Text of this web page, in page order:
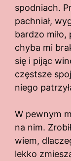
spodniach.
pachniał,
bardzo miło,
chyba mi
się i pijąc
częstsze
niego
W pewnym
na nim.
wiem,
lekko